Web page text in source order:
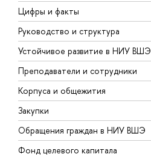
Цифры и факты
Руководство и структура
Устойчивое развитие в НИУ ВШЭ
Преподаватели и сотрудники
Корпуса и общежития
Закупки
Обращения граждан в НИУ ВШЭ
Фонд целевого капитала